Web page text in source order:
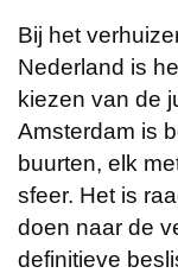
Bij het
Nederland is
kiezen van de
Amsterdam is
buurten, elk
sfeer. Het is
doen naar de
definitieve